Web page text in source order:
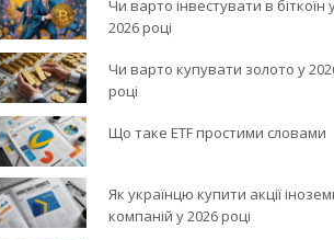
Чи варто інвестувати в біткоїн
2026 році
Чи варто купувати золото у
році
Що таке ETF простими словами
Як українцю купити акції
компаній у 2026 році